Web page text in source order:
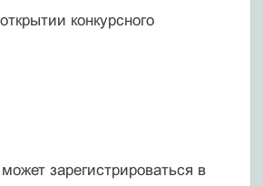
конкурсного
зарегистрироваться в